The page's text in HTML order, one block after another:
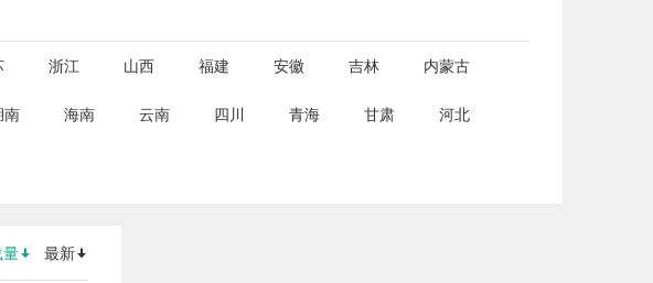
浙江 山西 福建 安徽 吉林 内蒙古
南 海南 云南 四川 青海 甘肃 河北
量 最新